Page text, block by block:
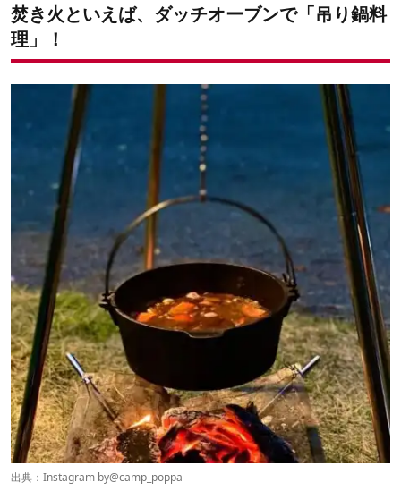
焚き火といえば、ダッチオーブンで「吊り鍋料
理」！
出典：Instagram by@camp_poppa